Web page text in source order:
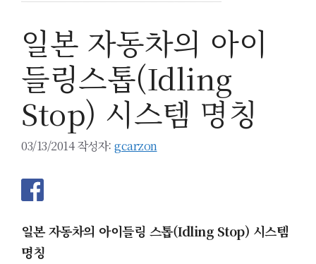
일본 자동차의 아이
들링스톱(Idling
Stop) 시스템 명칭
03/13/2014 작성자: gcarzon
일본 자동차의 아이들링 스톱(Idling Stop) 시스템
명칭